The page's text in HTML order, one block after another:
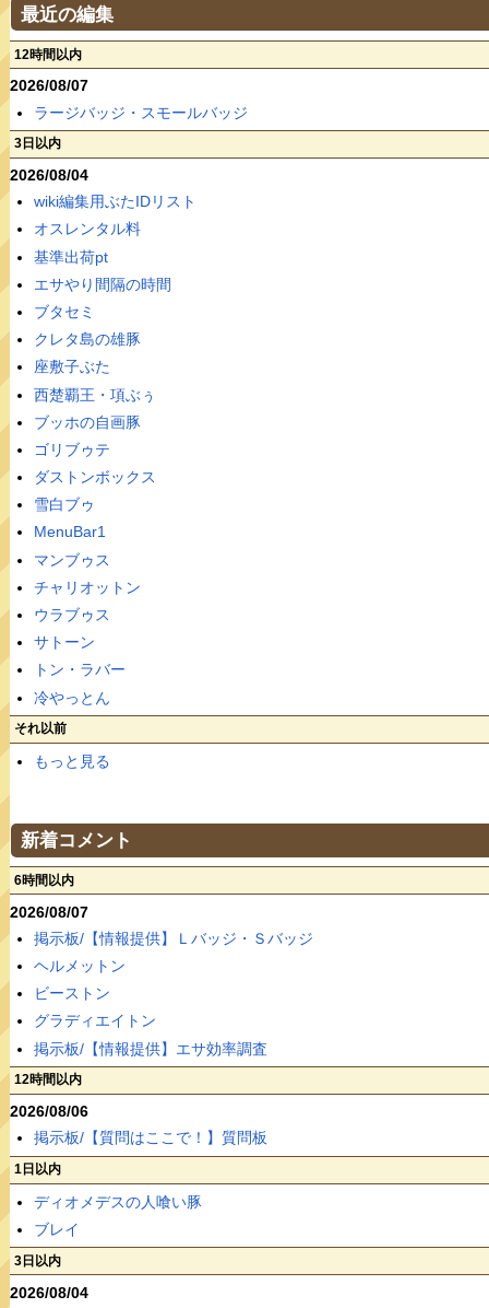
最近の編集
12時間以内
2026/08/07
ラージバッジ・スモールバッジ
3日以内
2026/08/04
wiki編集用ぶたIDリスト
オスレンタル料
基準出荷pt
エサやり間隔の時間
ブタセミ
クレタ島の雄豚
座敷子ぶた
西楚覇王・項ぶぅ
ブッホの自画豚
ゴリブゥテ
ダストンボックス
雪白ブゥ
MenuBar1
マンブゥス
チャリオットン
ウラブゥス
サトーン
トン・ラバー
冷やっとん
それ以前
もっと見る
新着コメント
6時間以内
2026/08/07
掲示板/【情報提供】Ｌバッジ・Ｓバッジ
ヘルメットン
ビーストン
グラディエイトン
掲示板/【情報提供】エサ効率調査
12時間以内
2026/08/06
掲示板/【質問はここで！】質問板
1日以内
ディオメデスの人喰い豚
ブレイ
3日以内
2026/08/04